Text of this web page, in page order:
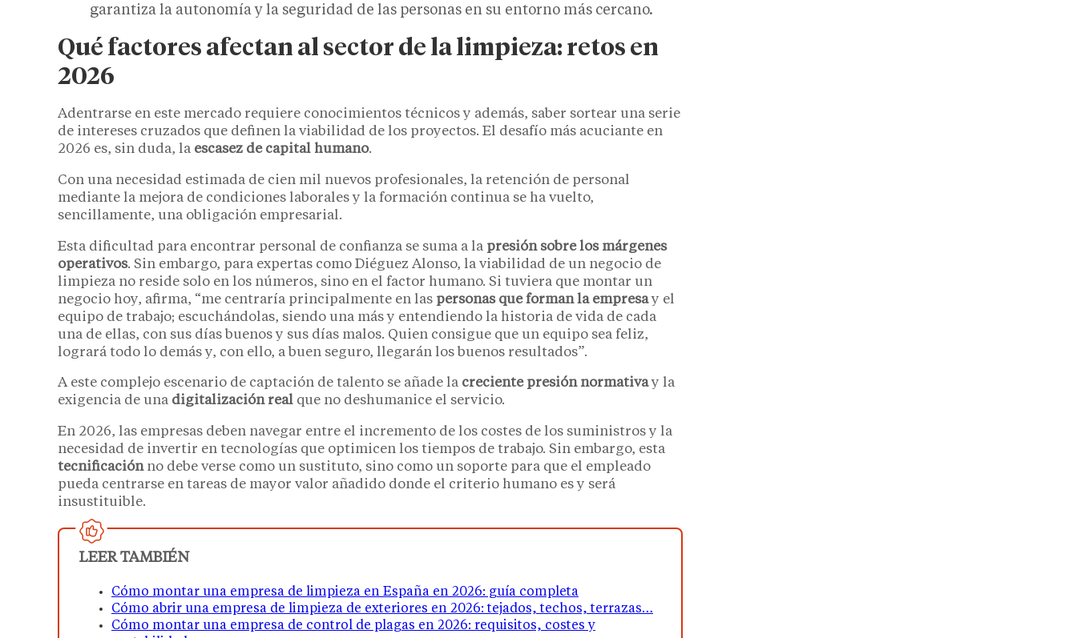
garantiza la autonomía y la seguridad de las personas en su entorno más cercano.
Qué factores afectan al sector de la limpieza: retos en
2026
Adentrarse en este mercado requiere conocimientos técnicos y además, saber sortear una serie
de intereses cruzados que definen la viabilidad de los proyectos. El desafío más acuciante en
2026 es, sin duda, la escasez de capital humano.
Con una necesidad estimada de cien mil nuevos profesionales, la retención de personal
mediante la mejora de condiciones laborales y la formación continua se ha vuelto,
sencillamente, una obligación empresarial.
Esta dificultad para encontrar personal de confianza se suma a la presión sobre los márgenes
operativos. Sin embargo, para expertas como Diéguez Alonso, la viabilidad de un negocio de
limpieza no reside solo en los números, sino en el factor humano. Si tuviera que montar un
negocio hoy, afirma, “me centraría principalmente en las personas que forman la empresay el
equipo de trabajo; escuchándolas, siendo una más y entendiendo la historia de vida de cada
una de ellas, con sus días buenos y sus días malos. Quien consigue que un equipo sea feliz,
logrará todo lo demás y, con ello, a buen seguro, llegarán los buenos resultados”.
A este complejo escenario de captación de talento se añade la creciente presión normativay la
exigencia de una digitalización real que no deshumanice el servicio.
En 2026, las empresas deben navegar entre el incremento de los costes de los suministros y la
necesidad de invertir en tecnologías que optimicen los tiempos de trabajo. Sin embargo, esta
tecnificaciónno debe verse como un sustituto, sino como un soporte para que el empleado
pueda centrarse en tareas de mayor valor añadido donde el criterio humano es y será
insustituible.
LEER TAMBIÉN
Cómo montar una empresa de limpieza en España en 2026: guía completa
Cómo abrir una empresa de limpieza de exteriores en 2026: tejados, techos, terrazas…
Cómo montar una empresa de control de plagas en 2026: requisitos, costes y